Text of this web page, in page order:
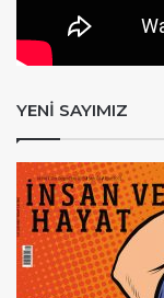
YENİ SAYIMIZ